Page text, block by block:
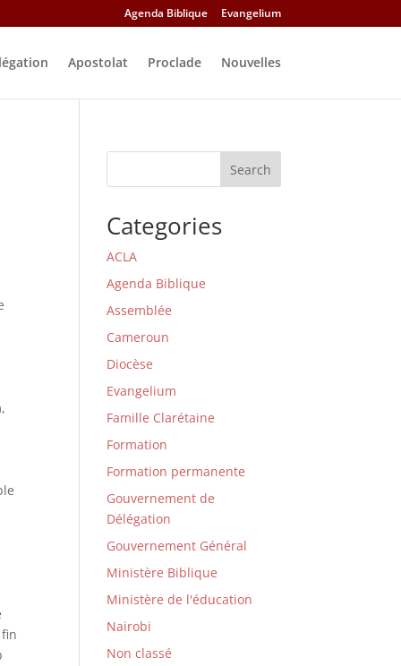
Agenda Biblique Evangelium
Apostolat Proclade Nouvelles
Search
Categories
ACLA
Agenda Biblique
Assemblée
Cameroun
Diocèse
Evangelium
Famille Clarétaine
Formation
Formation permanente
Gouvernement de
Délégation
Gouvernement Général
Ministère Biblique
Ministère de l'éducation
Nairobi
Non classé